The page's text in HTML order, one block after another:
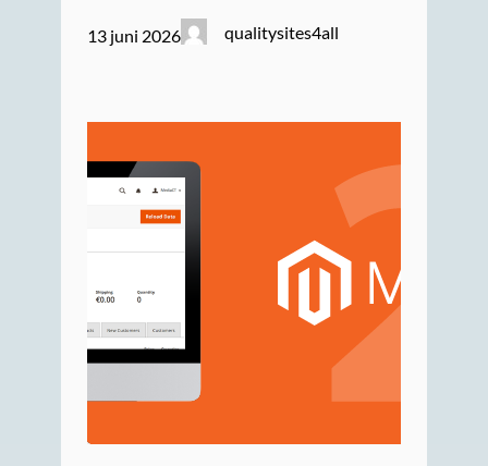
13 juni 2026 qualitysites4all